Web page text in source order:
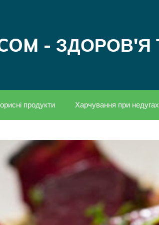
-
продукти Харчування при недугах